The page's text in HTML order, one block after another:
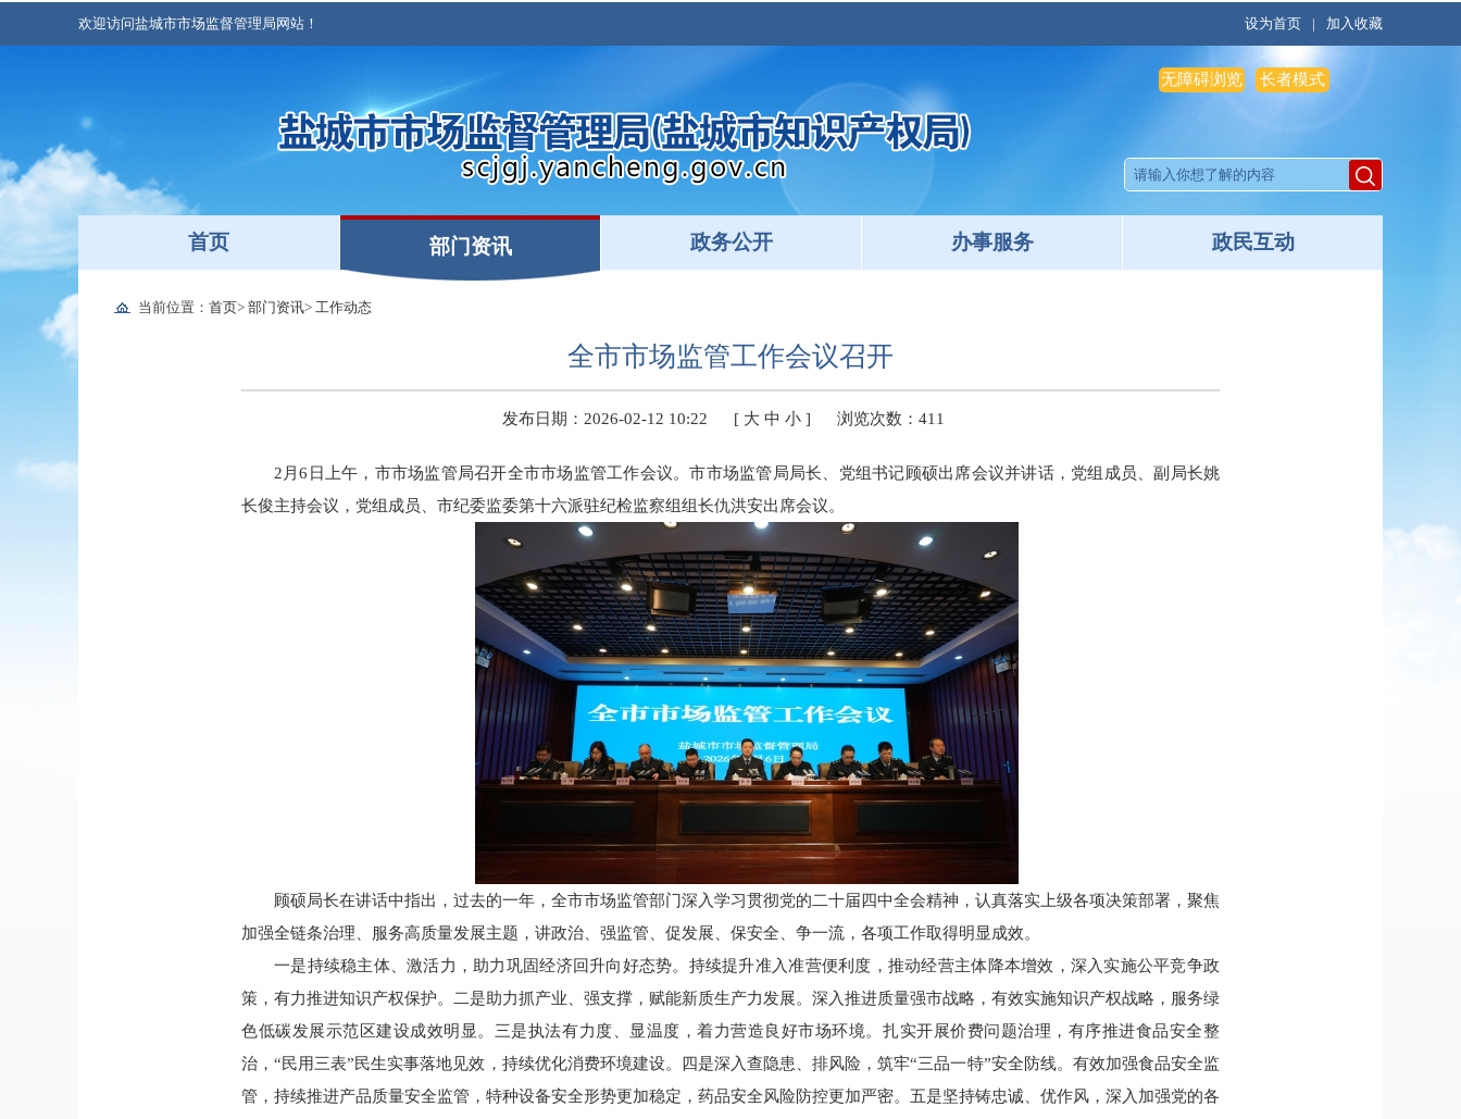
欢迎访问盐城市市场监督管理局网站！ 设为首页 | 加入收藏
无障碍浏览 长者模式
首页 部门资讯 政务公开 办事服务 政民互动
当前位置： 首页> 部门资讯> 工作动态
全市市场监管工作会议召开
发布日期：2026-02-12 10:22 [ 大 中 小 ] 浏览次数： 411
2月6日上午，市市场监管局召开全市市场监管工作会议。市市场监管局局长、党组书记顾硕出席会议并讲话，党组成员、副局长姚
长俊主持会议，党组成员、市纪委监委第十六派驻纪检监察组组长仇洪安出席会议。
顾硕局长在讲话中指出，过去的一年，全市市场监管部门深入学习贯彻党的二十届四中全会精神，认真落实上级各项决策部署，聚焦
加强全链条治理、服务高质量发展主题，讲政治、强监管、促发展、保安全、争一流，各项工作取得明显成效。
一是持续稳主体、激活力，助力巩固经济回升向好态势。持续提升准入准营便利度，推动经营主体降本增效，深入实施公平竞争政
策，有力推进知识产权保护。二是助力抓产业、强支撑，赋能新质生产力发展。深入推进质量强市战略，有效实施知识产权战略，服务绿
色低碳发展示范区建设成效明显。三是执法有力度、显温度，着力营造良好市场环境。扎实开展价费问题治理，有序推进食品安全整
治，“民用三表”民生实事落地见效，持续优化消费环境建设。四是深入查隐患、排风险，筑牢“三品一特”安全防线。有效加强食品安全监
管，持续推进产品质量安全监管，特种设备安全形势更加稳定，药品安全风险防控更加严密。五是坚持铸忠诚、优作风，深入加强党的各